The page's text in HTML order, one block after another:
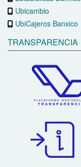
Ubicambio
UbiCajeros Banxico
TRANSPARENCIA